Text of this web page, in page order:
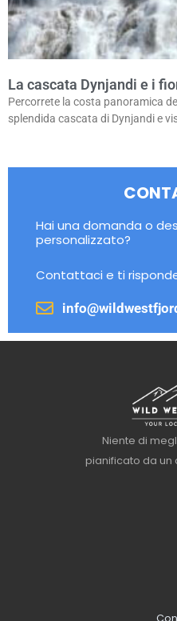
La cascata Dynjandi e i
Percorrete la costa panoramica
splendida cascata di Dynjandi e
Hai una domanda o
personalizzato?
Contattaci e ti
Niente di
pianificato da un